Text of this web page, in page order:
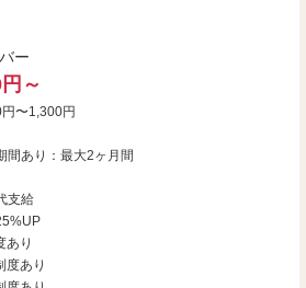
ー
～
〜1,300円
間あり：最大2ヶ月間
支給
あり
度あり